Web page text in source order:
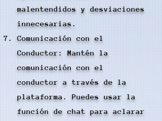
malentendidos y desviaciones
innecesarias.
Comunicación con el
Conductor: Mantén la
comunicación con el
conductor a través de la
plataforma. Puedes usar la
función de chat para aclarar